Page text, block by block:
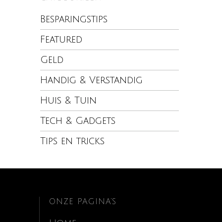
Besparingstips
Featured
Geld
Handig & Verstandig
Huis & Tuin
Tech & Gadgets
Tips en tricks
ONZE PAGINA’S